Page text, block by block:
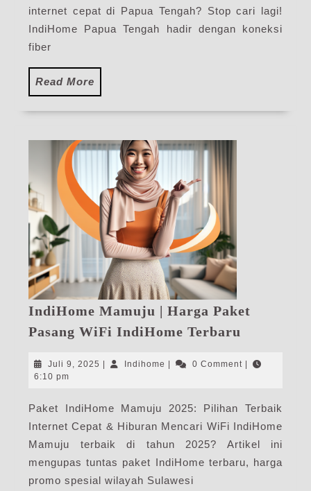
internet cepat di Papua Tengah? Stop cari lagi!
IndiHome Papua Tengah hadir dengan koneksi
fiber
Read More
More
IndiHome Mamuju | Harga Paket
Pasang WiFi IndiHome Terbaru
|
Pasang
WiFi
IndiHome
Terbaru
Juli 9, 2025 Juli
| Indihome Indihome
| 0 Comment |
6:10 pm
Paket IndiHome Mamuju 2025: Pilihan Terbaik
Internet Cepat & Hiburan Mencari WiFi IndiHome
Mamuju terbaik di tahun 2025? Artikel ini
mengupas tuntas paket IndiHome terbaru, harga
promo spesial wilayah Sulawesi